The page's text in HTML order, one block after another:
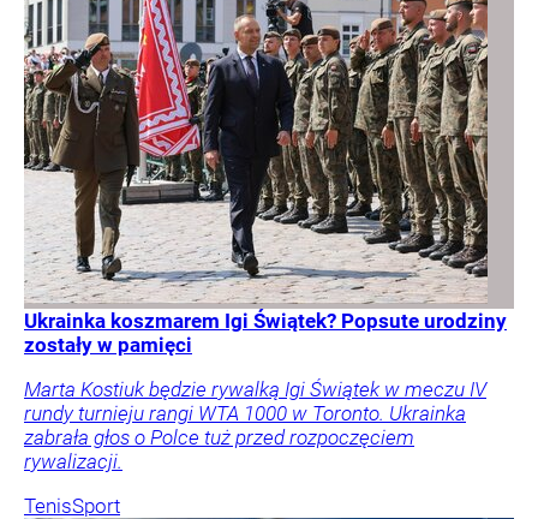
Ukrainka koszmarem Igi Świątek? Popsute urodziny
zostały w pamięci
Marta Kostiuk będzie rywalką Igi Świątek w meczu IV
rundy turnieju rangi WTA 1000 w Toronto. Ukrainka
zabrała głos o Polce tuż przed rozpoczęciem
rywalizacji.
TenisSport